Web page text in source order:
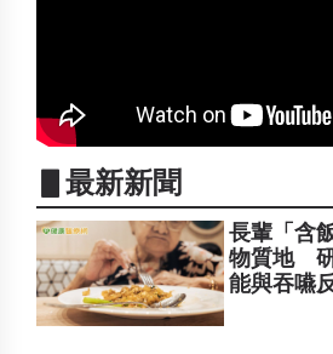
▋最新新聞
長輩「含
物質地
能與吞嚥